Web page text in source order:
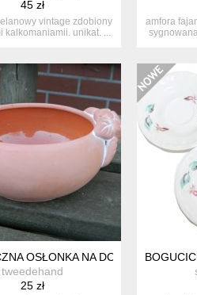
45 zł
vintage zdobiony
kalkomaniamii. unikat. ...
amfora
DLA CHŁOPCA
OSŁONKA NA DONICZKĘ *
tweedehand
25 zł